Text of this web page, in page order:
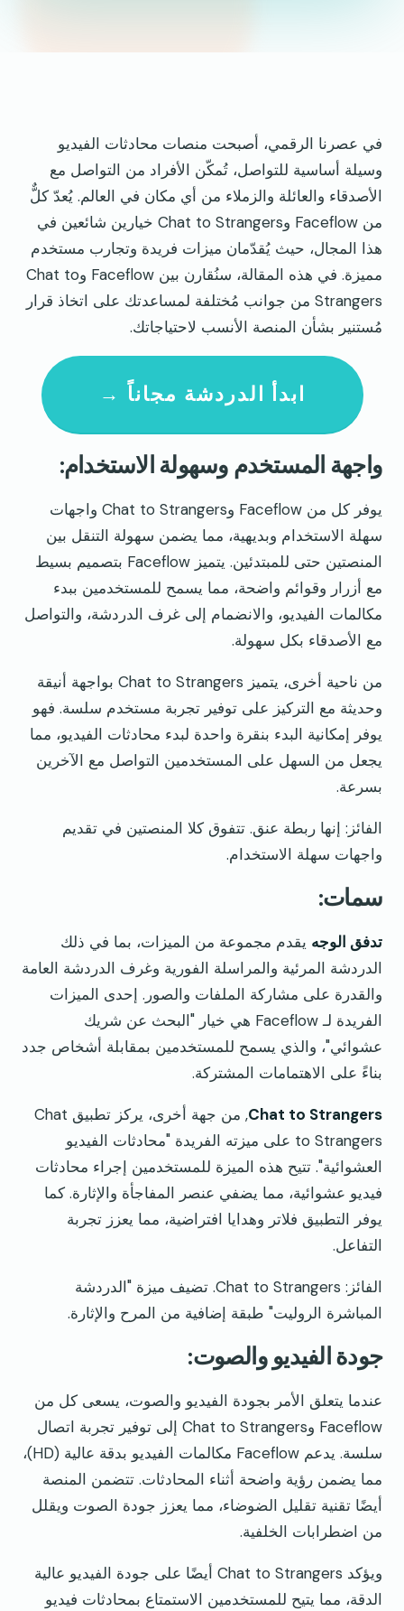
في عصرنا الرقمي، أصبحت منصات محادثات الفيديو
وسيلة أساسية للتواصل، تُمكّن الأفراد من التواصل مع
الأصدقاء والعائلة والزملاء من أي مكان في العالم. يُعدّ كلٌّ
من Faceflow وChat to Strangers خيارين شائعين في
هذا المجال، حيث يُقدّمان ميزات فريدة وتجارب مستخدم
مميزة. في هذه المقالة، سنُقارن بين Faceflow وChat to
Strangers من جوانب مُختلفة لمساعدتك على اتخاذ قرار
مُستنير بشأن المنصة الأنسب لاحتياجاتك.
ابدأ الدردشة مجاناً →
واجهة المستخدم وسهولة الاستخدام:
يوفر كل من Faceflow وChat to Strangers واجهات
سهلة الاستخدام وبديهية، مما يضمن سهولة التنقل بين
المنصتين حتى للمبتدئين. يتميز Faceflow بتصميم بسيط
مع أزرار وقوائم واضحة، مما يسمح للمستخدمين ببدء
مكالمات الفيديو، والانضمام إلى غرف الدردشة، والتواصل
مع الأصدقاء بكل سهولة.
من ناحية أخرى، يتميز Chat to Strangers بواجهة أنيقة
وحديثة مع التركيز على توفير تجربة مستخدم سلسة. فهو
يوفر إمكانية البدء بنقرة واحدة لبدء محادثات الفيديو، مما
يجعل من السهل على المستخدمين التواصل مع الآخرين
بسرعة.
الفائز: إنها ربطة عنق. تتفوق كلا المنصتين في تقديم
واجهات سهلة الاستخدام.
سمات:
تدفق الوجه يقدم مجموعة من الميزات، بما في ذلك
الدردشة المرئية والمراسلة الفورية وغرف الدردشة العامة
والقدرة على مشاركة الملفات والصور. إحدى الميزات
الفريدة لـ Faceflow هي خيار "البحث عن شريك
عشوائي"، والذي يسمح للمستخدمين بمقابلة أشخاص جدد
بناءً على الاهتمامات المشتركة.
Chat to Strangers
, من جهة أخرى، يركز تطبيق Chat
to Strangers على ميزته الفريدة "محادثات الفيديو
العشوائية". تتيح هذه الميزة للمستخدمين إجراء محادثات
فيديو عشوائية، مما يضفي عنصر المفاجأة والإثارة. كما
يوفر التطبيق فلاتر وهدايا افتراضية، مما يعزز تجربة
التفاعل.
الفائز: Chat to Strangers. تضيف ميزة "الدردشة
المباشرة الروليت" طبقة إضافية من المرح والإثارة.
جودة الفيديو والصوت:
عندما يتعلق الأمر بجودة الفيديو والصوت، يسعى كل من
Faceflow وChat to Strangers إلى توفير تجربة اتصال
سلسة. يدعم Faceflow مكالمات الفيديو بدقة عالية (HD)،
مما يضمن رؤية واضحة أثناء المحادثات. تتضمن المنصة
أيضًا تقنية تقليل الضوضاء، مما يعزز جودة الصوت ويقلل
من اضطرابات الخلفية.
ويؤكد Chat to Strangers أيضًا على جودة الفيديو عالية
الدقة، مما يتيح للمستخدمين الاستمتاع بمحادثات فيديو